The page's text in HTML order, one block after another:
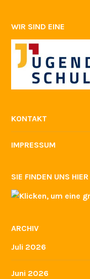
WIR SIND EINE
KONTAKT
IMPRESSUM
SIE FINDEN UNS HIER
ARCHIV
Juli 2026
Juni 2026